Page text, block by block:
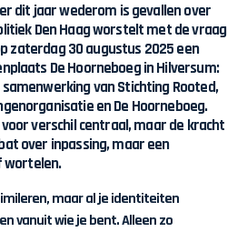
dit jaar wederom is gevallen over
Den Haag worstelt met de vraag
zaterdag 30 augustus 2025 een
De Hoorneboeg in Hilversum:
van Stichting Rooted,
en De Hoorneboeg.
verschil centraal, maar de kracht
over inpassing, maar een
wortelen.
maar al je identiteiten
vanuit wie je bent. Alleen zo